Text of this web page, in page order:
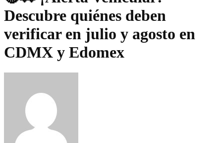
Descubre quiénes deben
verificar en julio y agosto en
CDMX y Edomex